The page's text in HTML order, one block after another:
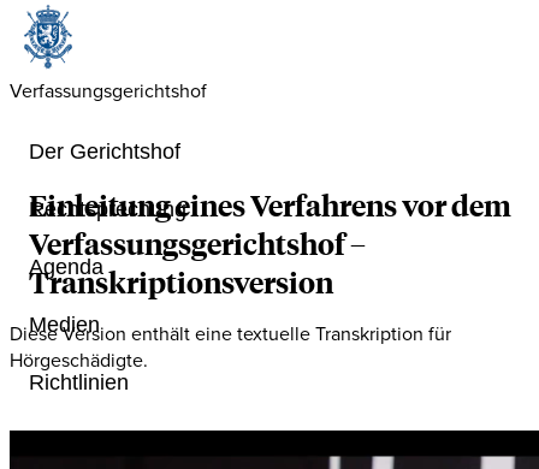
Verfassungsgerichtshof
Der Gerichtshof
Rechtsprechung
Agenda
Medien
Richtlinien
Elektronische Verfahrensführung
Einleitung eines Verfahrens vor dem
Verfassungsgerichtshof–
Transkriptionsversion
Diese Version enthält eine textuelle Transkription für
Hörgeschädigte.